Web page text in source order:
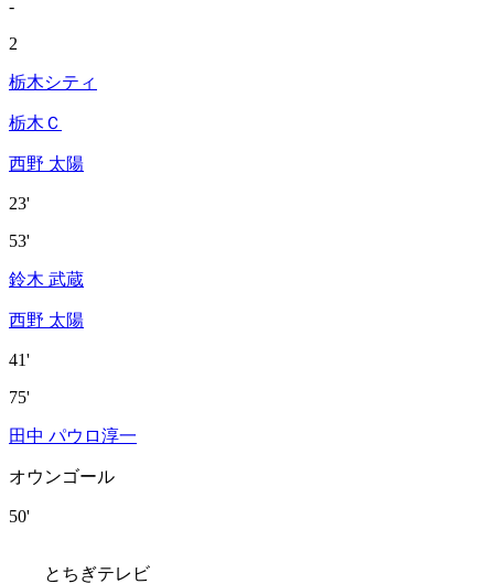
-
2
栃木シティ
栃木Ｃ
西野 太陽
23'
53'
鈴木 武蔵
西野 太陽
41'
75'
田中 パウロ淳一
オウンゴール
50'
とちぎテレビ